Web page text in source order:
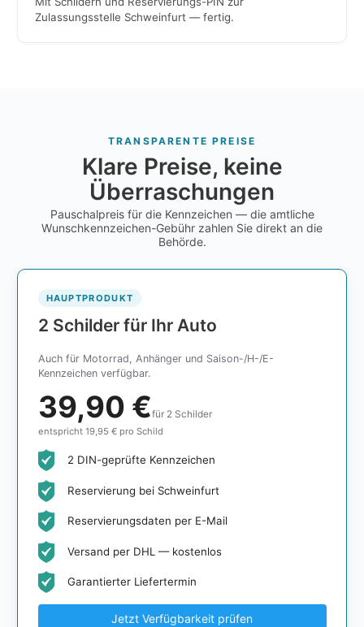
Zulassungsstelle Schweinfurt — fertig.
TRANSPARENTE PREISE
Klare Preise, keine
Überraschungen
Pauschalpreis für die Kennzeichen — die amtliche
Wunschkennzeichen-Gebühr zahlen Sie direkt an die
Behörde.
HAUPTPRODUKT
2 Schilder für Ihr Auto
Auch für Motorrad, Anhänger und Saison-/H-/E-
Kennzeichen verfügbar.
39,90 €für 2 Schilder
entspricht 19,95 € pro Schild
2 DIN-geprüfte Kennzeichen
Reservierung bei Schweinfurt
Reservierungsdaten per E-Mail
Versand per DHL — kostenlos
Garantierter Liefertermin
Jetzt Verfügbarkeit prüfen